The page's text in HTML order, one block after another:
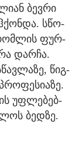
ბევ­რი
სწო­
ფურ­
დარ­ჩა.
წიგ­
უფ­ლე­ბებ­
ბედ­ზე.